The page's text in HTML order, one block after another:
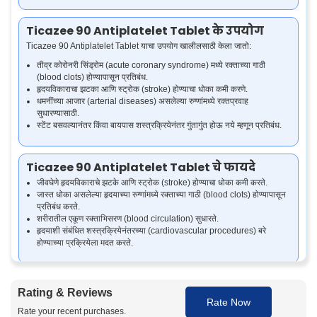
Ticazee 90 Antiplatelet Tablet के उपयोग
Ticazee 90 Antiplatelet Tablet याचा उपयोग खालीलसाठी केला जातो:
तीव्र कोरोनरी सिंड्रोम (acute coronary syndrome) मध्ये रक्ताच्या गाठी
(blood clots) होण्यापासून प्रतिबंध.
हृदयविकाराचा झटका आणि स्ट्रोक (stroke) होण्याचा धोका कमी करणे.
धमनींच्या आजार (arterial diseases) असलेल्या रुग्णांमध्ये रक्तप्रवाह
सुधारण्यासाठी.
स्टेंट बसवल्यानंतर किंवा बायपास शस्त्रक्रियेनंतर गुंतागुंत होऊ नये म्हणून प्रतिबंध.
Ticazee 90 Antiplatelet Tablet चे फायदे
जीवघेणे हृदयविकाराचे झटके आणि स्ट्रोक (stroke) होण्याचा धोका कमी करते.
जास्त धोका असलेल्या हृदयाच्या रुग्णांमध्ये रक्ताच्या गाठी (blood clots) होण्यापासून
प्रतिबंध करते.
शरीरातील एकूण रक्ताभिसरण (blood circulation) सुधारते.
हृदयाशी संबंधित शस्त्रक्रियेनंतरच्या (cardiovascular procedures) बरे
होण्याच्या प्रक्रियेला मदत करते.
Ticagrelor 90mg Tablet कसे काम करते
Ticazee 90 Antiplatelet Tablet मध्ये Ticagrelor असते, जे प्लेटलेट एकत्र येणे
(platelet aggregation) थांबवून काम करते. प्लेटलेट्स एकमेकांना चिकटून गाठी
Rating & Reviews
Rate your recent purchases.
Rate Now